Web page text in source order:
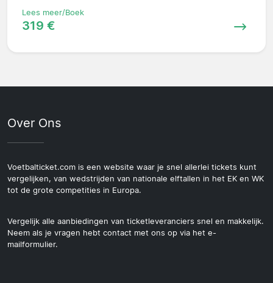
Lees meer/Boek
319 €
Over Ons
Voetbalticket.com is een website waar je snel allerlei tickets kunt
vergelijken, van wedstrijden van nationale elftallen in het EK en WK
tot de grote competities in Europa.
Vergelijk alle aanbiedingen van ticketleveranciers snel en makkelijk.
Neem als je vragen hebt contact met ons op via het e-
mailformulier.